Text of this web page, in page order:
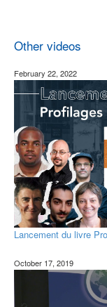
Other videos
February 22, 2022
Lancement du livre
October 17, 2019